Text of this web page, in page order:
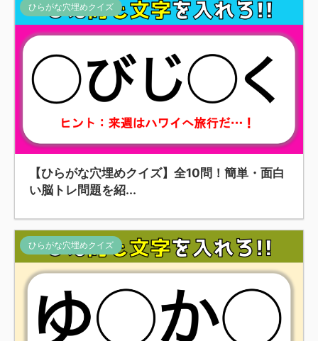
ひらがな穴埋めクイズ
【ひらがな穴埋めクイズ】全10問！簡単・面白
い脳トレ問題を紹...
ひらがな穴埋めクイズ